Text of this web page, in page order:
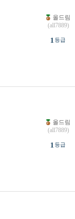
올드림
(all7889)
1 등급
올드림
(all7889)
1 등급